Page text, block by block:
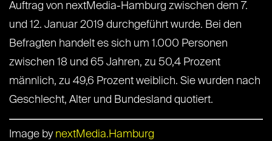
Auftrag von nextMedia-Hamburg zwischen dem 7.
und 12. Januar 2019 durchgeführt wurde. Bei den
Befragten handelt es sich um 1.000 Personen
zwischen 18 und 65 Jahren, zu 50,4 Prozent
männlich, zu 49,6 Prozent weiblich. Sie wurden nach
Geschlecht, Alter und Bundesland quotiert.
Image by nextMedia.Hamburg